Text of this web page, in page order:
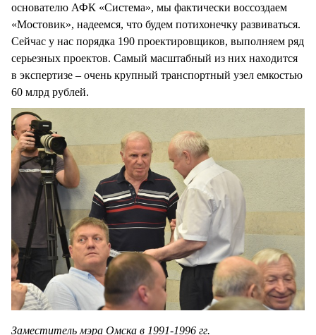
основателю АФК «Система», мы фактически воссоздаем
«Мостовик», надеемся, что будем потихонечку развиваться.
Сейчас у нас порядка 190 проектировщиков, выполняем ряд
серьезных проектов. Самый масштабный из них находится
в экспертизе – очень крупный транспортный узел емкостью
60 млрд рублей.
Заместитель мэра Омска в 1991-1996 гг.